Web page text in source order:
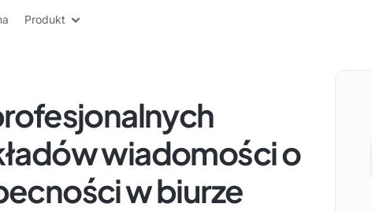
Produkt
wiadomości o
w biurze